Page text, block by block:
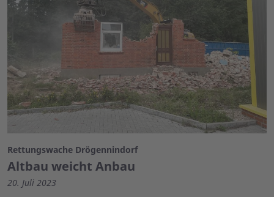
Rettungswache Drögennindorf
Altbau weicht Anbau
20. Juli 2023